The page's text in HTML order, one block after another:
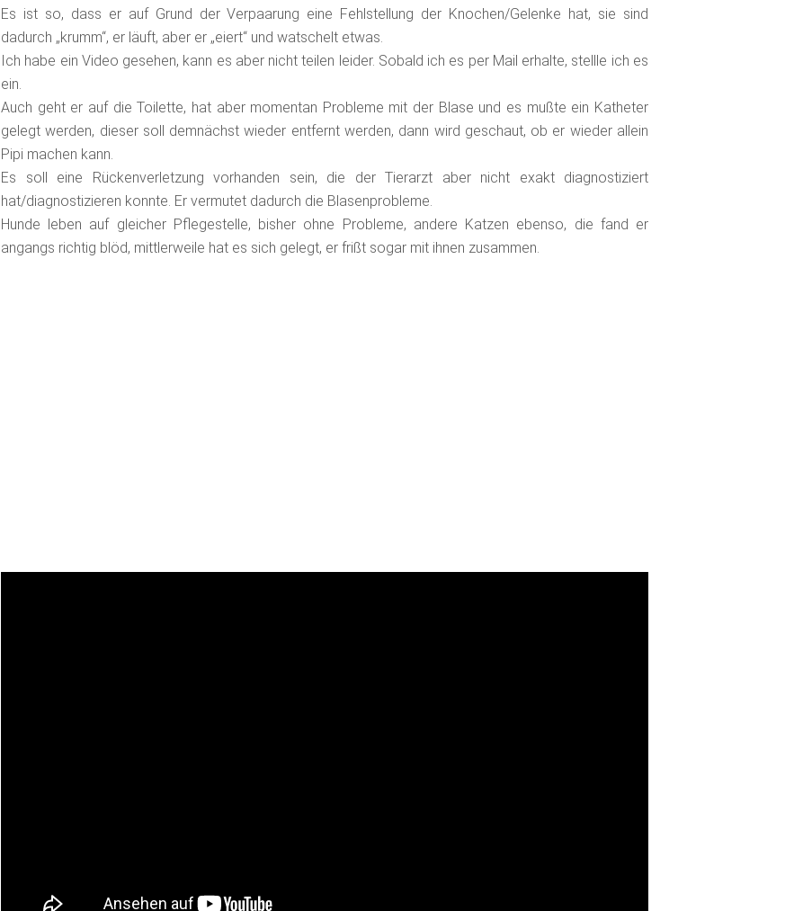
Es ist so, dass er auf Grund der Verpaarung eine Fehlstellung der Knochen/Gelenke hat, sie sind
dadurch „krumm“, er läuft, aber er „eiert“ und watschelt etwas.
Ich habe ein Video gesehen, kann es aber nicht teilen leider. Sobald ich es per Mail erhalte, stellle ich es
ein.
Auch geht er auf die Toilette, hat aber momentan Probleme mit der Blase und es mußte ein Katheter
gelegt werden, dieser soll demnächst wieder entfernt werden, dann wird geschaut, ob er wieder allein
Pipi machen kann.
Es soll eine Rückenverletzung vorhanden sein, die der Tierarzt aber nicht exakt diagnostiziert
hat/diagnostizieren konnte. Er vermutet dadurch die Blasenprobleme.
Hunde leben auf gleicher Pflegestelle, bisher ohne Probleme, andere Katzen ebenso, die fand er
angangs richtig blöd, mittlerweile hat es sich gelegt, er frißt sogar mit ihnen zusammen.